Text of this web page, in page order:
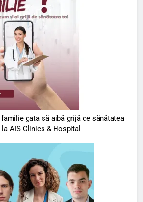
gata să aibă grijă de sănătatea
AIS Clinics & Hospital